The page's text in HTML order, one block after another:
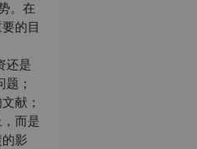
。在
的目
还是
；
献；
而是
影